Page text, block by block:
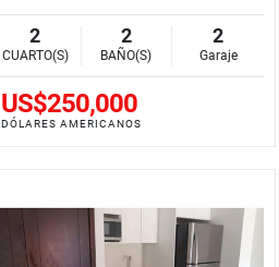
2
CUARTO(S)
2
BAÑO(S)
2
Garaje
US$250,000
DÓLARES AMERICANOS